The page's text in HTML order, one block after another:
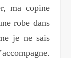
ma copine
robe dans
je ne sais